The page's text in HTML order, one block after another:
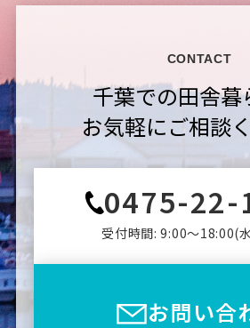
CONTACT
千葉での田舎暮
お気軽にご相談
0475-22-
受付時間: 9:00〜18:00(
お問い合